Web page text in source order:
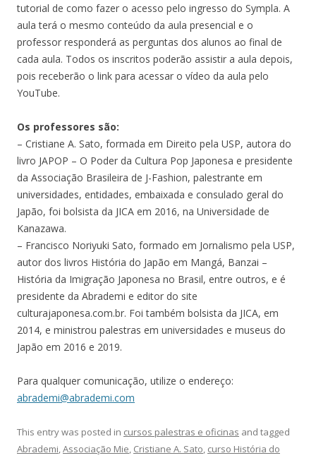
tutorial de como fazer o acesso pelo ingresso do Sympla. A
aula terá o mesmo conteúdo da aula presencial e o
professor responderá as perguntas dos alunos ao final de
cada aula. Todos os inscritos poderão assistir a aula depois,
pois receberão o link para acessar o vídeo da aula pelo
YouTube.
Os professores são:
– Cristiane A. Sato, formada em Direito pela USP, autora do
livro JAPOP – O Poder da Cultura Pop Japonesa e presidente
da Associação Brasileira de J-Fashion, palestrante em
universidades, entidades, embaixada e consulado geral do
Japão, foi bolsista da JICA em 2016, na Universidade de
Kanazawa.
– Francisco Noriyuki Sato, formado em Jornalismo pela USP,
autor dos livros História do Japão em Mangá, Banzai –
História da Imigração Japonesa no Brasil, entre outros, e é
presidente da Abrademi e editor do site
culturajaponesa.com.br. Foi também bolsista da JICA, em
2014, e ministrou palestras em universidades e museus do
Japão em 2016 e 2019.
Para qualquer comunicação, utilize o endereço:
abrademi@abrademi.com
This entry was posted in cursos palestras e oficinas and tagged
Abrademi Associação Mie Cristiane A. Sato curso História do